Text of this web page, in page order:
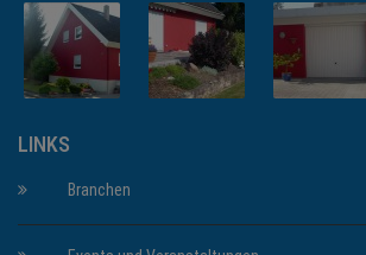
LINKS
Branchen